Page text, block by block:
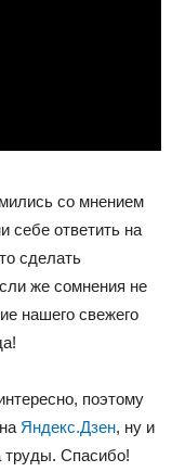
со мнением
себе ответить на
сделать
же сомнения не
нашего свежего
поэтому
Яндекс.Дзен, ну и
труды. Спасибо!